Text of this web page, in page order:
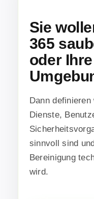
Sie
365
oder
Dann
Dienste,
sinnvoll sind
Bereinigung
wird.